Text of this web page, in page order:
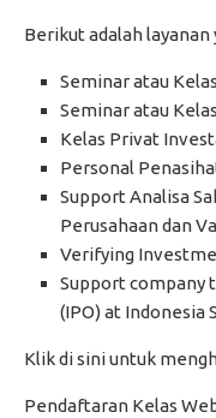
Berikut adalah
Seminar atau
Seminar atau
Kelas Privat
Personal
Support Analisa
Perusahaan dan
Verifying
Support company
(IPO) at Indonesia
Klik di sini untuk
Pendaftaran Kelas